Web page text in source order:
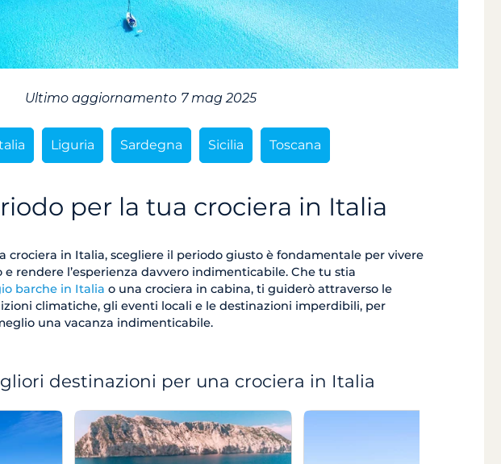
Ultimo aggiornamento 7 mag 2025
Liguria Sardegna Sicilia Toscana
per la tua crociera in Italia
crociera in Italia, scegliere il periodo giusto è fondamentale per vivere
rendere l’esperienza davvero indimenticabile. Che tu stia
barche in Italia o una crociera in cabina, ti guiderò attraverso le
climatiche, gli eventi locali e le destinazioni imperdibili, per
una vacanza indimenticabile.
destinazioni per una crociera in Italia